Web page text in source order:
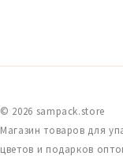
© 2026 sampack.store
Магазин товаров для
цветов и подарков